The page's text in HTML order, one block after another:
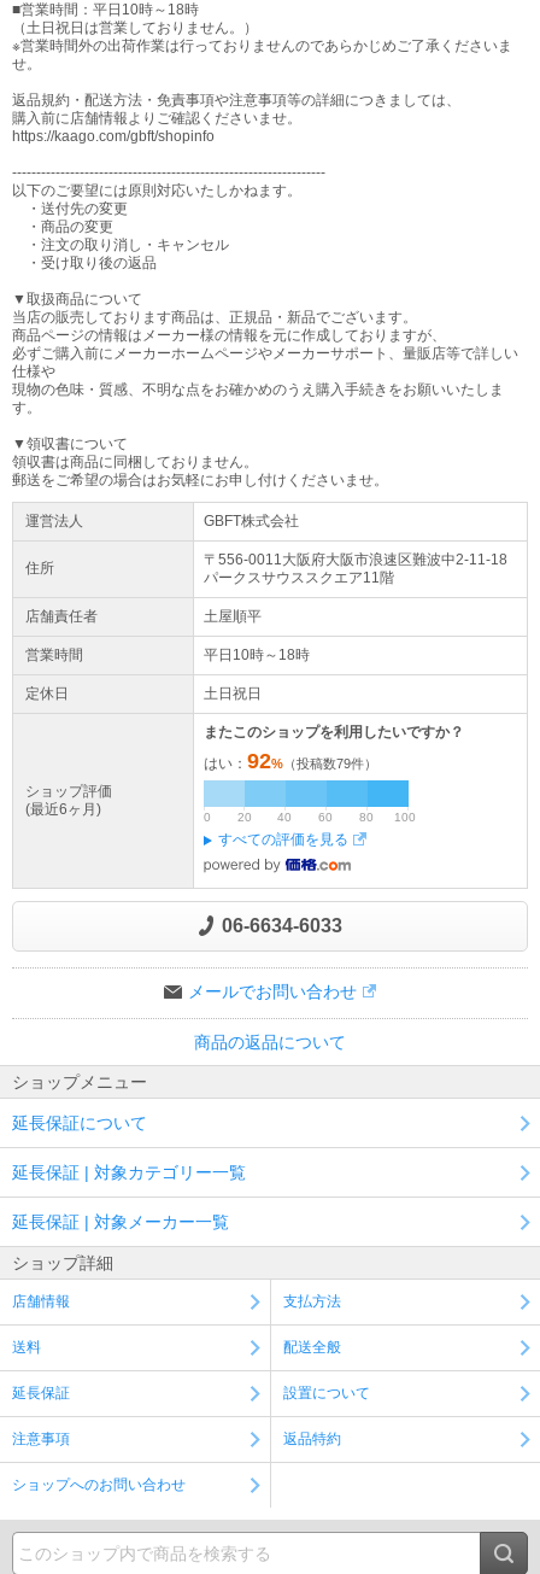
■営業時間：平日10時～18時
（土日祝日は営業しておりません。）
※営業時間外の出荷作業は行っておりませんのであらかじめご了承くださいま
せ。
返品規約・配送方法・免責事項や注意事項等の詳細につきましては、
購入前に店舗情報よりご確認くださいませ。
https://kaago.com/gbft/shopinfo
-----------------------------------------------------------------
以下のご要望には原則対応いたしかねます。
・送付先の変更
・商品の変更
・注文の取り消し・キャンセル
・受け取り後の返品
▼取扱商品について
当店の販売しております商品は、正規品・新品でございます。
商品ページの情報はメーカー様の情報を元に作成しておりますが、
必ずご購入前にメーカーホームページやメーカーサポート、量販店等で詳しい
仕様や
現物の色味・質感、不明な点をお確かめのうえ購入手続きをお願いいたしま
す。
▼領収書について
領収書は商品に同梱しておりません。
郵送をご希望の場合はお気軽にお申し付けくださいませ。
運営法人 GBFT株式会社
住所 〒556-0011大阪府大阪市浪速区難波中2-11-18
パークスサウススクエア11階
店舗責任者 土屋順平
営業時間 平日10時～18時
定休日 土日祝日
ショップ評価
(最近6ヶ月)
またこのショップを利用したいですか？
はい： 92% （投稿数79件）
0 20 40 60 80 100
すべての評価を見る
06-6634-6033
メールでお問い合わせ
商品の返品について
ショップメニュー
延長保証について
延長保証 | 対象カテゴリー一覧
延長保証 | 対象メーカー一覧
ショップ詳細
店舗情報 支払方法
送料 配送全般
延長保証 設置について
注意事項 返品特約
ショップへのお問い合わせ